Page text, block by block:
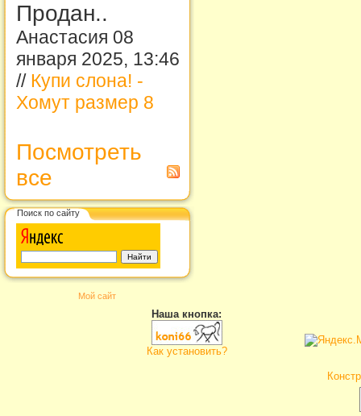
Продан..
Анастасия 08
января 2025, 13:46
// Купи слона! -
Хомут размер 8
Посмотреть
все
Поиск по сайту
Мой сайт
Наша кнопка:
Как установить?